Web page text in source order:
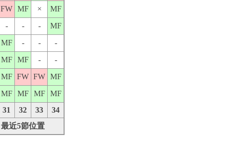
FW MF ×
MF
- - -
MF
MF - -
-
MF MF -
-
MF FW FW MF
MF MF MF MF
31 32 33
34
最近5節位置